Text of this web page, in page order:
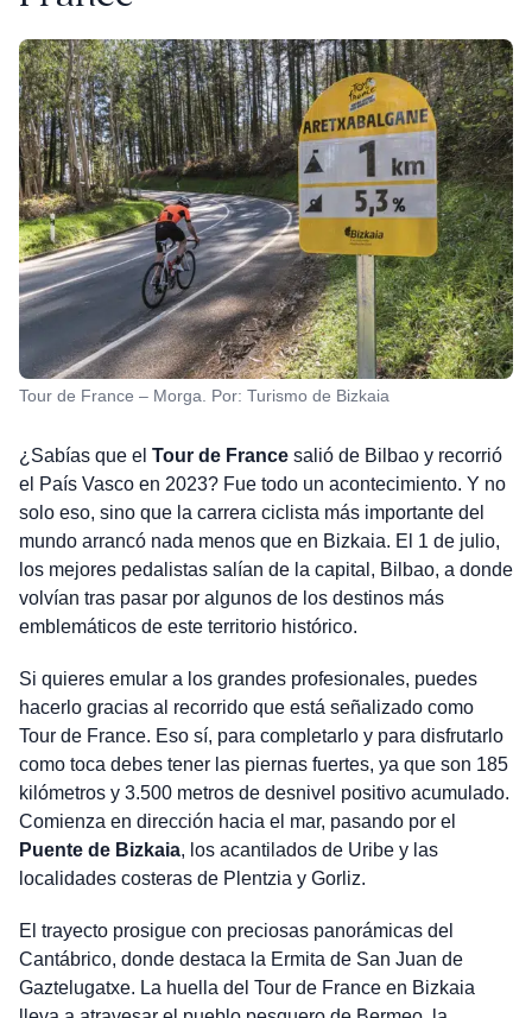
Tour de France – Morga. Por: Turismo de Bizkaia
¿Sabías que el Tour de Francesalió de Bilbao y recorrió
el País Vasco en 2023? Fue todo un acontecimiento. Y no
solo eso, sino que la carrera ciclista más importante del
mundo arrancó nada menos que en Bizkaia. El 1 de julio,
los mejores pedalistas salían de la capital, Bilbao, a donde
volvían tras pasar por algunos de los destinos más
emblemáticos de este territorio histórico.
Si quieres emular a los grandes profesionales, puedes
hacerlo gracias al recorrido que está señalizado como
Tour de France. Eso sí, para completarlo y para disfrutarlo
como toca debes tener las piernas fuertes, ya que son 185
kilómetros y 3.500 metros de desnivel positivo acumulado.
Comienza en dirección hacia el mar, pasando por el
Puente de Bizkaia, los acantilados de Uribe y las
localidades costeras de Plentzia y Gorliz.
El trayecto prosigue con preciosas panorámicas del
Cantábrico, donde destaca la Ermita de San Juan de
Gaztelugatxe. La huella del Tour de France en Bizkaia